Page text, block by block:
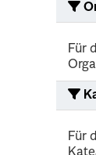
Für
Für